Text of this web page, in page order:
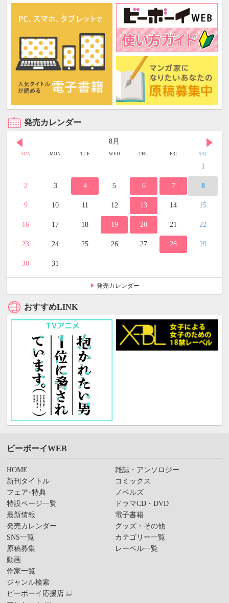
発売カレンダー
8月
SUN MON TUE WED THU FRI SAT
1
2 3 4 5 6 7 8
9 10 11 12 13 14 15
16 17 18 19 20 21 22
23 24 25 26 27 28 29
30 31
発売カレンダー
おすすめLINK
ビーボーイWEB
HOME
新刊タイトル
フェア･特典
特設ページ一覧
最新情報
発売カレンダー
SNS一覧
原稿募集
動画
作家一覧
ジャンル検索
ビーボーイ応援店
雑誌・アンソロジー
コミックス
ノベルズ
ドラマCD・DVD
電子書籍
グッズ・その他
カテゴリー一覧
レーベル一覧